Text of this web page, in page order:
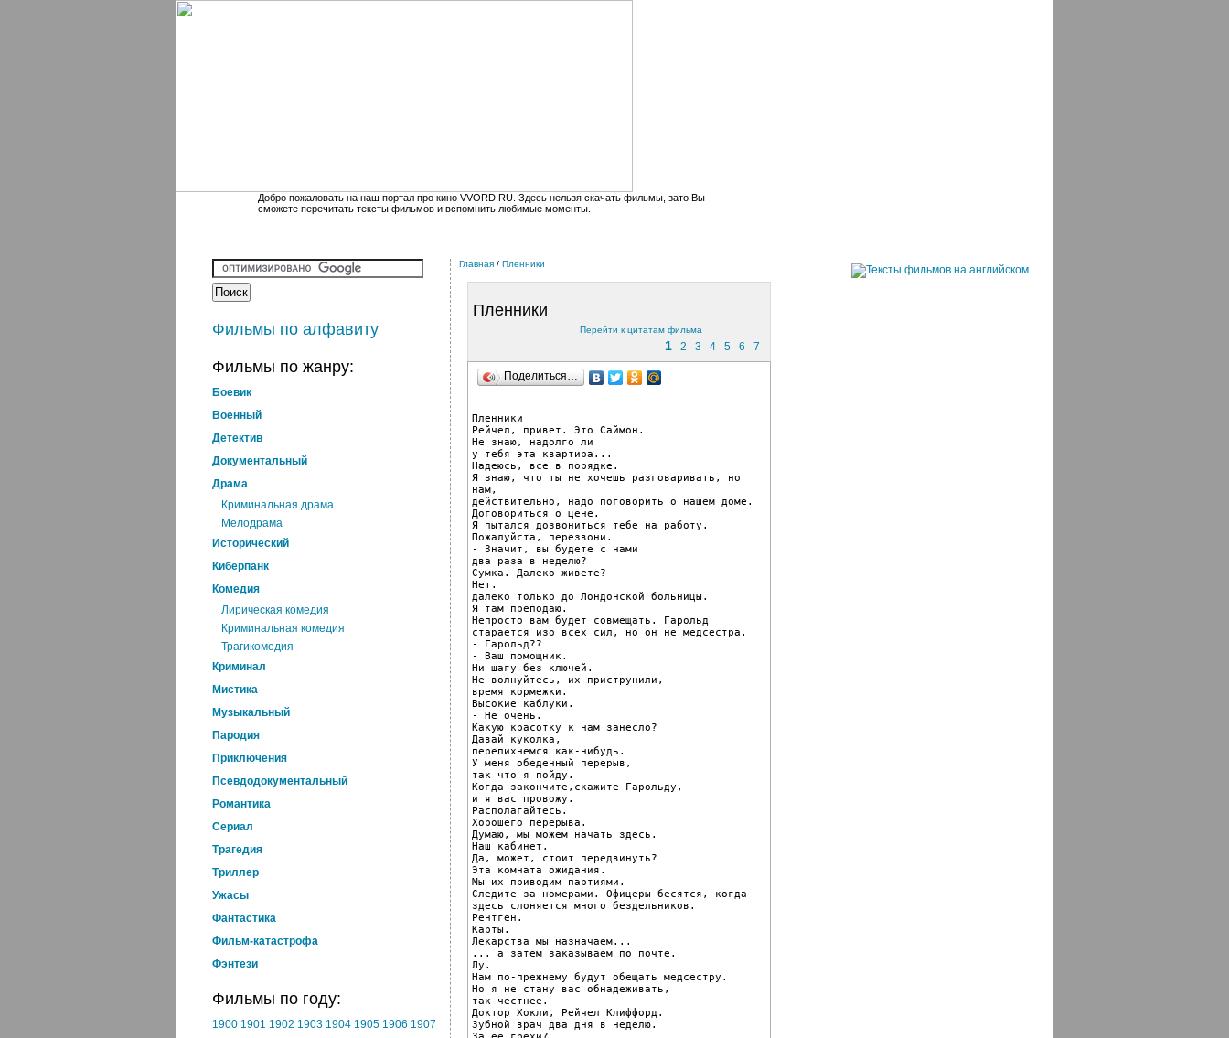
Добро пожаловать на наш портал про кино VVORD.RU. Здесь нельзя скачать фильмы, зато Вы
сможете перечитать тексты фильмов и вспомнить любимые моменты.
Фильмы по алфавиту
Фильмы по жанру:
Боевик
Военный
Детектив
Документальный
Драма
Криминальная драма
Мелодрама
Исторический
Киберпанк
Комедия
Лирическая комедия
Криминальная комедия
Трагикомедия
Криминал
Мистика
Музыкальный
Пародия
Приключения
Псевдодокументальный
Романтика
Cериал
Трагедия
Триллер
Ужасы
Фантастика
Фильм-катастрофа
Фэнтези
Фильмы по году:
1900 1901 1902 1903 1904 1905 1906 1907
Главная / Пленники
Пленники
Перейти к цитатам фильма
1 2 3 4 5 6 7
Поделиться…
Пленники
Рейчел, привет. Это Саймон.
Не знаю, надолго ли
у тебя эта квартира...
Надеюсь, все в порядке.
Я знаю, что ты не хочешь разговаривать, но
нам,
действительно, надо поговорить о нашем доме.
Договориться о цене.
Я пытался дозвониться тебе на работу.
Пожалуйста, перезвони.
- Значит, вы будете с нами
два раза в неделю?
Сумка. Далеко живете?
Нет.
далеко только до Лондонской больницы.
Я там преподаю.
Непросто вам будет совмещать. Гарольд
старается изо всех сил, но он не медсестра.
- Гарольд??
- Ваш помощник.
Ни шагу без ключей.
Не волнуйтесь, их приструнили,
время кормежки.
Высокие каблуки.
- Не очень.
Какую красотку к нам занесло?
Давай куколка,
перепихнемся как-нибудь.
У меня обеденный перерыв,
так что я пойду.
Когда закончите,скажите Гарольду,
и я вас провожу.
Располагайтесь.
Хорошего перерыва.
Думаю, мы можем начать здесь.
Наш кабинет.
Да, может, стоит передвинуть?
Эта комната ожидания.
Мы их приводим партиями.
Следите за номерами. Офицеры бесятся, когда
здесь слоняется много бездельников.
Рентген.
Карты.
Лекарства мы назначаем...
... а затем заказываем по почте.
Лу.
Нам по-прежнему будут обещать медсестру.
Но я не стану вас обнадеживать,
так честнее.
Доктор Хокли, Рейчел Клиффорд.
Зубной врач два дня в неделю.